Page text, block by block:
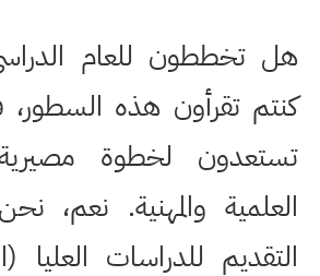
هل تخططون للعام
كنتم تقرأون هذه
تستعدون لخطوة
العلمية والمهنية. نعم،
التقديم للدراسات العليا